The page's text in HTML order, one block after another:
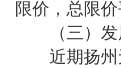
限价，总限
（三）
近期扬